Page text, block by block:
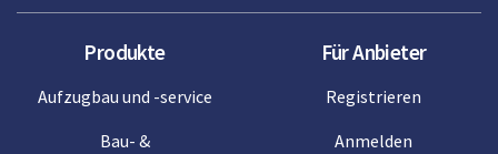
Produkte
Aufzugbau und -service
Bau- &
Für Anbieter
Registrieren
Anmelden